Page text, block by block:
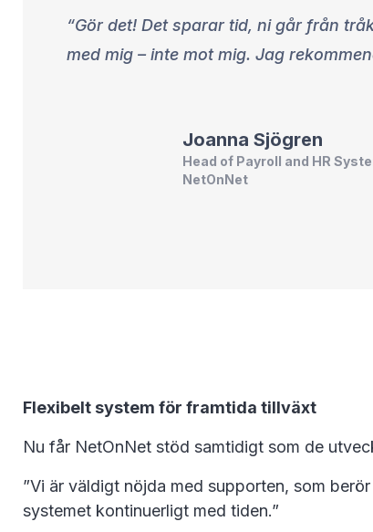
Gör det! Det sparar tid, ni går från
med mig – inte mot mig. Jag
Joanna Sjögren
Head of Payroll and HR
NetOnNet
Flexibelt system för framtida tillväxt
Nu får NetOnNet stöd samtidigt som de
”Vi är väldigt nöjda med supporten, som
systemet kontinuerligt med tiden.”